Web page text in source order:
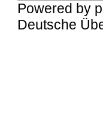
Powered by
Deutsche